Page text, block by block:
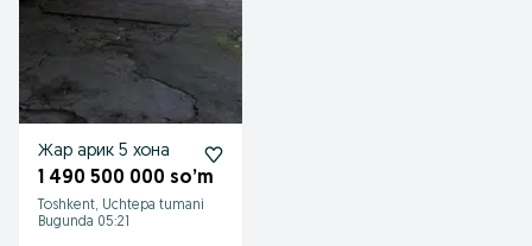
Жар арик 5 хона
1 490 500 000 so’m
Toshkent, Uchtepa tumani
Bugunda 05:21